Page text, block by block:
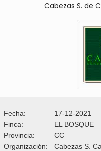
Cabezas S. de
Fecha:
17-12-2021
Finca:
EL BOSQUE
Provincia:
CC
Organización:
Cabezas S.